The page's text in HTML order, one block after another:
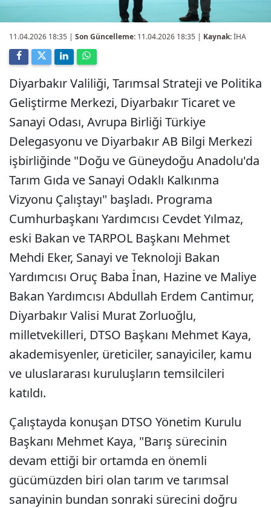
11.04.2026 18:35 | Son Güncelleme: 11.04.2026 18:35 | Kaynak:İHA
Diyarbakır Valiliği, Tarımsal Strateji ve Politika
Geliştirme Merkezi, Diyarbakır Ticaret ve
Sanayi Odası, Avrupa Birliği Türkiye
Delegasyonu ve Diyarbakır AB Bilgi Merkezi
işbirliğinde "Doğu ve Güneydoğu Anadolu'da
Tarım Gıda ve Sanayi Odaklı Kalkınma
Vizyonu Çalıştayı" başladı. Programa
Cumhurbaşkanı Yardımcısı Cevdet Yılmaz,
eski Bakan ve TARPOL Başkanı Mehmet
Mehdi Eker, Sanayi ve Teknoloji Bakan
Yardımcısı Oruç Baba İnan, Hazine ve Maliye
Bakan Yardımcısı Abdullah Erdem Cantimur,
Diyarbakır Valisi Murat Zorluoğlu,
milletvekilleri, DTSO Başkanı Mehmet Kaya,
akademisyenler, üreticiler, sanayiciler, kamu
ve uluslararası kuruluşların temsilcileri
katıldı.
Çalıştayda konuşan DTSO Yönetim Kurulu
Başkanı Mehmet Kaya, "Barış sürecinin
devam ettiği bir ortamda en önemli
gücümüzden biri olan tarım ve tarımsal
sanayinin bundan sonraki sürecini doğru